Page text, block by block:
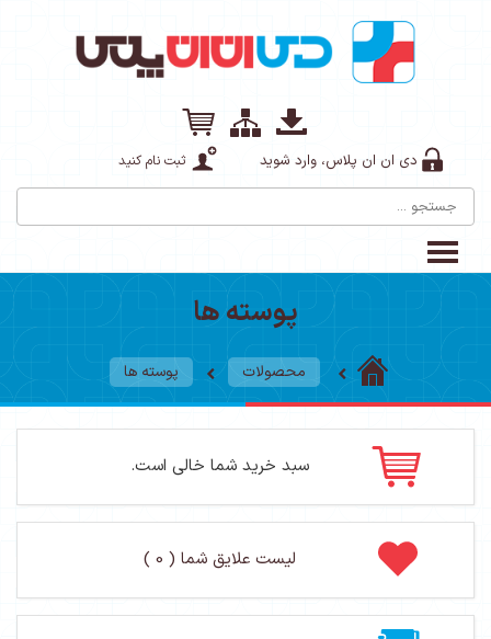
دی ان ان پلاس، وارد شوید ثبت نام کنید
پوسته ها
محصولات پوسته ها
سبد خرید شما خالی است.
لیست علایق شما ( 0 )